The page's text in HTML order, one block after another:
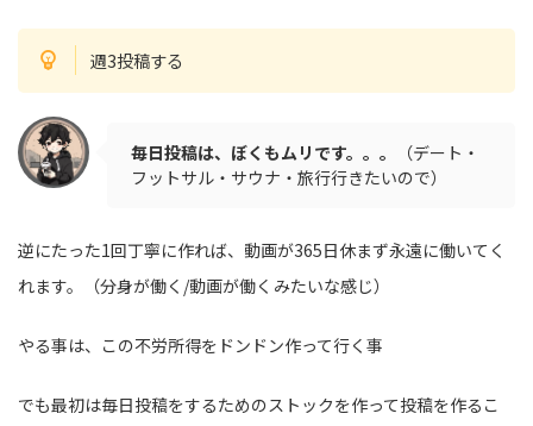
週3投稿する
毎日投稿は、ぼくもムリです。。。
（デート・
フットサル・サウナ・旅行行きたいので）
逆にたった1回丁寧に作れば、動画が365日休まず永遠に働いてく
れます。（分身が働く/動画が働くみたいな感じ）
やる事は、この不労所得をドンドン作って行く事
でも最初は毎日投稿をするためのストックを作って投稿を作るこ